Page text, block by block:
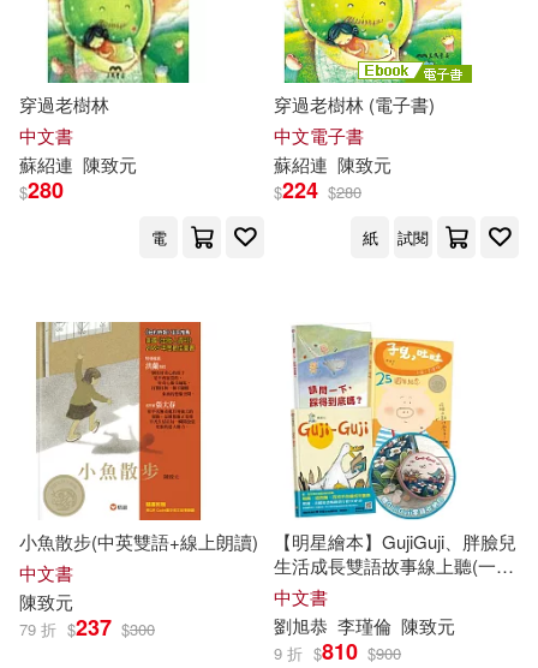
穿過老樹林
中文書
蘇紹連 陳致元
$280
電
穿過老樹林 (電子書)
中文電子書
蘇紹連 陳致元
$224 $280
紙
試閱
小魚散步(中英雙語+線上朗讀)
中文書
陳致元
79 折 $237 $300
【明星繪本】GujiGuji、胖臉兒
生活成長雙語故事線上聽(一套
三本)贈角色零錢收納包
中文書
劉旭恭 李瑾倫 陳致元
9 折 $810 $900